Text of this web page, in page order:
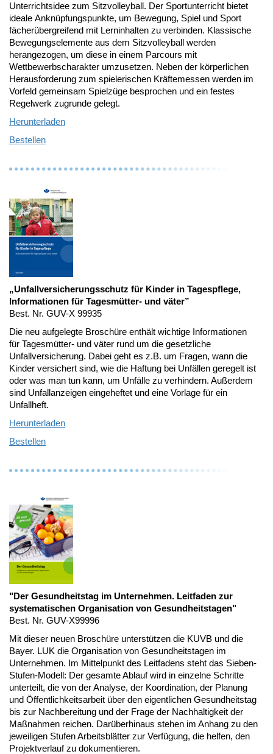
Unterrichtsidee zum Sitzvolleyball. Der Sportunterricht bietet
ideale Anknüpfungspunkte, um Bewegung, Spiel und Sport
fächerübergreifend mit Lerninhalten zu verbinden. Klassische
Bewegungselemente aus dem Sitzvolleyball werden
herangezogen, um diese in einem Parcours mit
Wettbewerbscharakter umzusetzen. Neben der körperlichen
Herausforderung zum spielerischen Kräftemessen werden im
Vorfeld gemeinsam Spielzüge besprochen und ein festes
Regelwerk zugrunde gelegt.
Herunterladen
Bestellen
„Unfallversicherungsschutz für Kinder in Tagespflege,
Informationen für Tagesmütter- und väter”
Best. Nr. GUV-X 99935
Die neu aufgelegte Broschüre enthält wichtige Informationen
für Tagesmütter- und väter rund um die gesetzliche
Unfallversicherung. Dabei geht es z.B. um Fragen, wann die
Kinder versichert sind, wie die Haftung bei Unfällen geregelt ist
oder was man tun kann, um Unfälle zu verhindern. Außerdem
sind Unfallanzeigen eingeheftet und eine Vorlage für ein
Unfallheft.
Herunterladen
Bestellen
"Der Gesundheitstag im Unternehmen. Leitfaden zur
systematischen Organisation von Gesundheitstagen"
Best. Nr. GUV-X99996
Mit dieser neuen Broschüre unterstützen die KUVB und die
Bayer. LUK die Organisation von Gesundheitstagen im
Unternehmen. Im Mittelpunkt des Leitfadens steht das Sieben-
Stufen-Modell: Der gesamte Ablauf wird in einzelne Schritte
unterteilt, die von der Analyse, der Koordination, der Planung
und Öffentlichkeitsarbeit über den eigentlichen Gesundheitstag
bis zur Nachbereitung und der Frage der Nachhaltigkeit der
Maßnahmen reichen. Darüberhinaus stehen im Anhang zu den
jeweiligen Stufen Arbeitsblätter zur Verfügung, die helfen, den
Projektverlauf zu dokumentieren.